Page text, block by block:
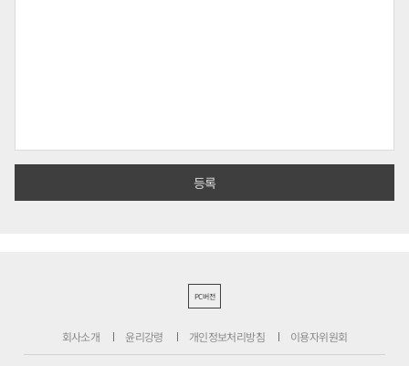
PC버전
회사소개 윤리강령 개인정보처리방침 이용자위원회